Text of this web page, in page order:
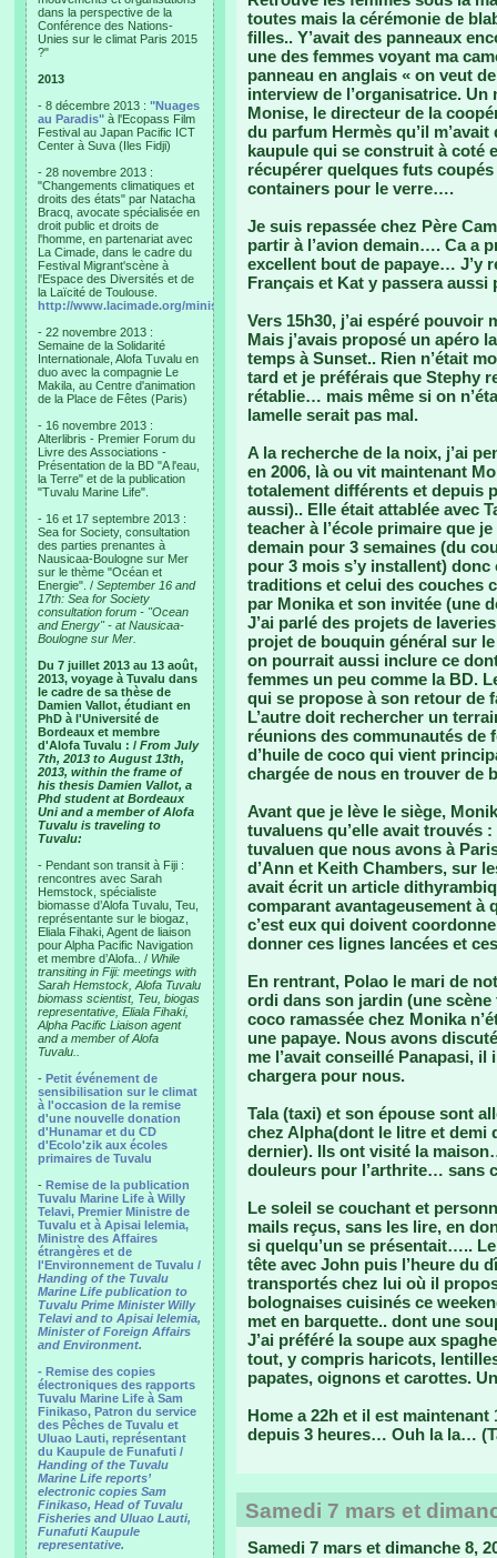
dans la perspective de la
Conférence des Nations-
Unies sur le climat Paris 2015
?"
2013
- 8 décembre 2013 : "Nuages
au Paradis" à l'Ecopass Film
Festival au Japan Pacific ICT
Center à Suva (Iles Fidji)
- 28 novembre 2013 :
"Changements climatiques et
droits des états" par Natacha
Bracq, avocate spécialisée en
droit public et droits de
l'homme, en partenariat avec
La Cimade, dans le cadre du
Festival Migrant'scène à
l'Espace des Diversités et de
la Laïcité de Toulouse.
http://www.lacimade.org/minisites/migrantscene
- 22 novembre 2013 :
Semaine de la Solidarité
Internationale, Alofa Tuvalu en
duo avec la compagnie Le
Makila, au Centre d'animation
de la Place de Fêtes (Paris)
- 16 novembre 2013 :
Alterlibris - Premier Forum du
Livre des Associations -
Présentation de la BD "A l'eau,
la Terre" et de la publication
"Tuvalu Marine Life".
- 16 et 17 septembre 2013 :
Sea for Society, consultation
des parties prenantes à
Nausicaa-Boulogne sur Mer
sur le thème "Océan et
Energie". / September 16 and
17th: Sea for Society
consultation forum - "Ocean
and Energy" - at Nausicaa-
Boulogne sur Mer.
Du 7 juillet 2013 au 13 août,
2013, voyage à Tuvalu dans
le cadre de sa thèse de
Damien Vallot, étudiant en
PhD à l'Université de
Bordeaux et membre
d'Alofa Tuvalu : / From July
7th, 2013 to August 13th,
2013, within the frame of
his thesis Damien Vallot, a
Phd student at Bordeaux
Uni and a member of Alofa
Tuvalu is traveling to
Tuvalu:
- Pendant son transit à Fiji :
rencontres avec Sarah
Hemstock, spécialiste
biomasse d’Alofa Tuvalu, Teu,
représentante sur le biogaz,
Eliala Fihaki, Agent de liaison
pour Alpha Pacific Navigation
et membre d’Alofa.. / While
transiting in Fiji: meetings with
Sarah Hemstock, Alofa Tuvalu
biomass scientist, Teu, biogas
representative, Eliala Fihaki,
Alpha Pacific Liaison agent
and a member of Alofa
Tuvalu..
- Petit événement de
sensibilisation sur le climat
à l'occasion de la remise
d'une nouvelle donation
d'Hunamar et du CD
d'Ecolo'zik aux écoles
primaires de Tuvalu
- Remise de la publication
Tuvalu Marine Life à Willy
Telavi, Premier Ministre de
Tuvalu et à Apisai Ielemia,
Ministre des Affaires
étrangères et de
l'Environnement de Tuvalu /
Handing of the Tuvalu
Marine Life publication to
Tuvalu Prime Minister Willy
Telavi and to Apisai Ielemia,
Minister of Foreign Affairs
and Environment.
- Remise des copies
électroniques des rapports
Tuvalu Marine Life à Sam
Finikaso, Patron du service
des Pêches de Tuvalu et
Uluao Lauti, représentant
du Kaupule de Funafuti /
Handing of the Tuvalu
Marine Life reports’
electronic copies Sam
Finikaso, Head of Tuvalu
Fisheries and Uluao Lauti,
Funafuti Kaupule
representative.
toutes mais la cérémonie de
filles.. Y’avait des panneaux
une des femmes voyant ma
panneau en anglais « on veut
interview de l’organisatrice.
Monise, le directeur de la
du parfum Hermès qu’il
kaupule qui se construit à coté
récupérer quelques futs
containers pour le verre….
Je suis repassée chez Père
partir à l’avion demain…. Ca a
excellent bout de papaye… J’y
Français et Kat y passera
Vers 15h30, j’ai espéré pouvoir
Mais j’avais proposé un apéro
temps à Sunset.. Rien n’était
tard et je préférais que Stephy
rétablie… mais même si on
lamelle serait pas mal.
A la recherche de la noix, j’ai
en 2006, là ou vit maintenant
totalement différents et depuis
aussi).. Elle était attablée avec
teacher à l’école primaire que
demain pour 3 semaines (du
pour 3 mois s’y installent)
traditions et celui des couches
par Monika et son invitée (une
J’ai parlé des projets de
projet de bouquin général sur
on pourrait aussi inclure ce
femmes un peu comme la BD.
qui se propose à son retour de
L’autre doit rechercher un
réunions des communautés de
d’huile de coco qui vient
chargée de nous en trouver de
Avant que je lève le siège,
tuvaluens qu’elle avait trouvés
tuvaluen que nous avons à
d’Ann et Keith Chambers, sur
avait écrit un article
comparant avantageusement à
c’est eux qui doivent
donner ces lignes lancées et
En rentrant, Polao le mari de
ordi dans son jardin (une scène
coco ramassée chez Monika
une papaye. Nous avons
me l’avait conseillé Panapasi,
chargera pour nous.
Tala (taxi) et son épouse sont
chez Alpha(dont le litre et demi
dernier). Ils ont visité la
douleurs pour l’arthrite… sans
Le soleil se couchant et
mails reçus, sans les lire, en
si quelqu’un se présentait…..
tête avec John puis l’heure du
transportés chez lui où il
bolognaises cuisinés ce
met en barquette.. dont une
J’ai préféré la soupe aux
tout, y compris haricots,
papates, oignons et carottes.
Home a 22h et il est maintenant
depuis 3 heures… Ouh la la…
Samedi 7 mars et
Samedi 7 mars et dimanche 8,